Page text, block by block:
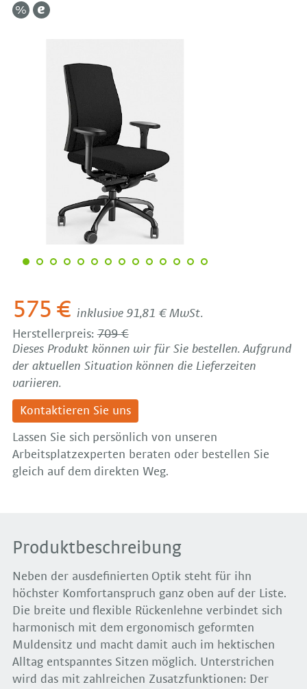
575 € inklusive 91,81 € MwSt.
Herstellerpreis:709 €
Dieses Produkt können wir für Sie bestellen. Aufgrund
der aktuellen Situation können die Lieferzeiten
variieren.
Kontaktieren Sie uns
Lassen Sie sich persönlich von unseren
Arbeitsplatzexperten beraten oder bestellen Sie
gleich auf dem direkten Weg.
Produktbeschreibung
Neben der ausdefinierten Optik steht für ihn
höchster Komfortanspruch ganz oben auf der Liste.
Die breite und flexible Rückenlehne verbindet sich
harmonisch mit dem ergonomisch geformten
Muldensitz und macht damit auch im hektischen
Alltag entspanntes Sitzen möglich. Unterstrichen
wird das mit zahlreichen Zusatzfunktionen: Der